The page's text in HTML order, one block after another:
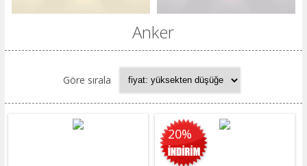
Anker
Göre sırala
20%